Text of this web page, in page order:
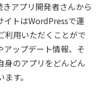
アプリ開発者さんから
イトはWordPressで運
利用いただくことがで
アップデート情報、そ
身のアプリをどんどん
す。